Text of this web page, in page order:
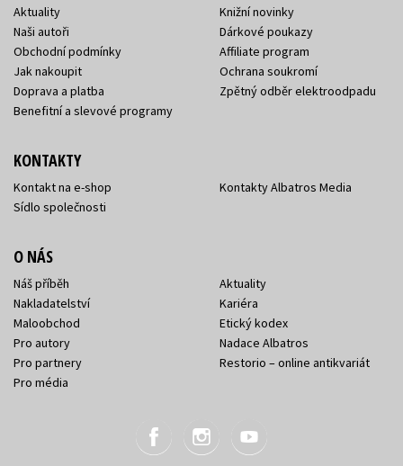
Aktuality
Naši autoři
Obchodní podmínky
Jak nakoupit
Doprava a platba
Benefitní a slevové programy
Knižní novinky
Dárkové poukazy
Affiliate program
Ochrana soukromí
Zpětný odběr elektroodpadu
KONTAKTY
Kontakt na e-shop
Sídlo společnosti
Kontakty Albatros Media
O NÁS
Náš příběh
Nakladatelství
Maloobchod
Pro autory
Pro partnery
Pro média
Aktuality
Kariéra
Etický kodex
Nadace Albatros
Restorio – online antikvariát